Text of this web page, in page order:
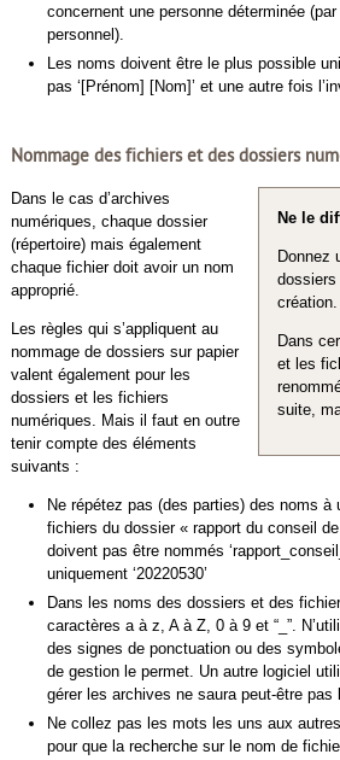
concernent une personne déterminée
personnel).
Les noms doivent être le plus possible
pas ‘[Prénom] [Nom]’ et une autre fois
Nommage des fichiers et des dossiers
Ne le
Donnez
création.
Dans
et les
suite,
Dans le cas d’archives
numériques, chaque dossier
(répertoire) mais également
chaque fichier doit avoir un nom
approprié.
Les règles qui s’appliquent au
nommage de dossiers sur papier
valent également pour les
dossiers et les fichiers
numériques. Mais il faut en outre
tenir compte des éléments
suivants :
Ne répétez pas (des parties) des noms à
fichiers du dossier « rapport du conseil
doivent pas être nommés
uniquement ‘20220530’
Dans les noms des dossiers et des
caractères a à z, A à Z, 0 à 9 et “_”.
des signes de ponctuation ou des
de gestion le permet. Un autre logiciel
gérer les archives ne saura peut-être pas
Ne collez pas les mots les uns aux
pour que la recherche sur le nom de